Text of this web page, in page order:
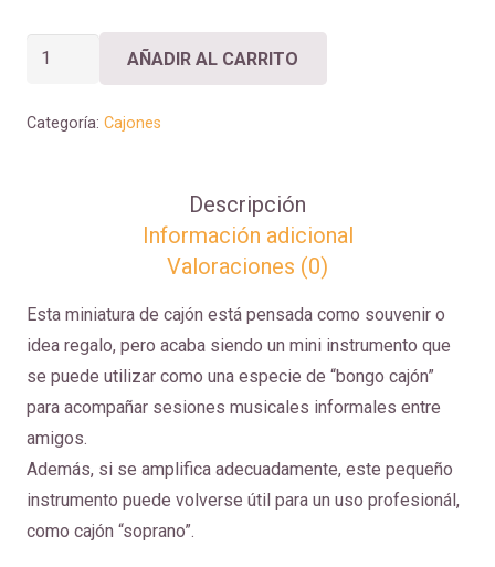
MINI
AÑADIR AL CARRITO
Categoría: Cajones
Descripción
Información adicional
Valoraciones (0)
Esta miniatura de cajón está pensada como souvenir o
idea regalo, pero acaba siendo un mini instrumento que
se puede utilizar como una especie de “bongo cajón”
para acompañar sesiones musicales informales entre
amigos.
Además, si se amplifica adecuadamente, este pequeño
instrumento puede volverse útil para un uso profesionál,
como cajón “soprano”.